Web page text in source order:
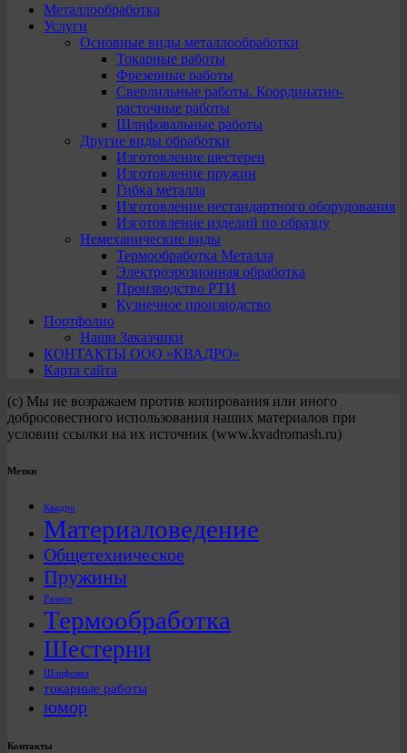
Металлообработка
Услуги
Основные виды металлообработки
Токарные работы
Фрезерные работы
Сверлильные работы. Координатно-
расточные работы
Шлифовальные работы
Другие виды обработки
Изготовление шестерен
Изготовление пружин
Гибка металла
Изготовление нестандартного оборудования
Изготовление изделий по образцу
Немеханические виды
Термообработка Металла
Электроэрозионная обработка
Производство РТИ
Кузнечное производство
Портфолио
Наши Заказчики
КОНТАКТЫ ООО «КВАДРО»
Карта сайта
(с) Мы не возражаем против копирования или иного
добросовестного использования наших материалов при
условии ссылки на их источник (www.kvadromash.ru)
Метки
Квадро
Материаловедение
Общетехническое
Пружины
Разное
Термообработка
Шестерни
Шлифовка
токарные работы
юмор
Контакты